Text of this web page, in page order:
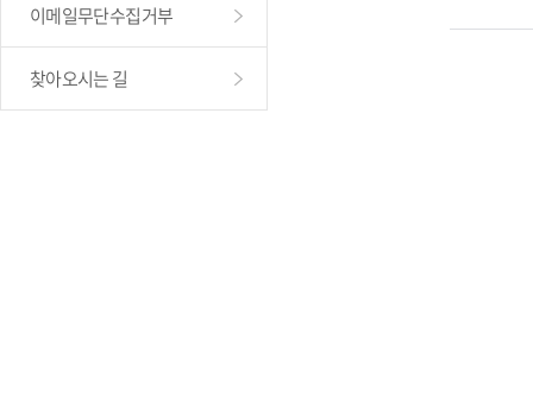
이메일무단수집거부
찾아오시는 길